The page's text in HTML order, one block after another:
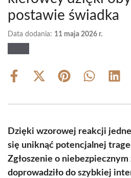
postawie świadka
Data dodania: 11 maja 2026 r.
Share
Share
(Twitter)
Share Share
Dzięki wzorowej reakcji
się uniknąć potencjalnej
Zgłoszenie o
doprowadziło do szybkiej